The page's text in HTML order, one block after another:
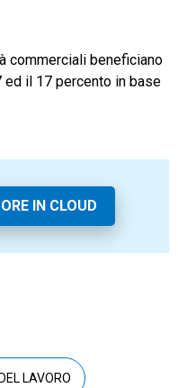
commerciali beneficiano
ed il 17 percento in base
IN CLOUD
LAVORO